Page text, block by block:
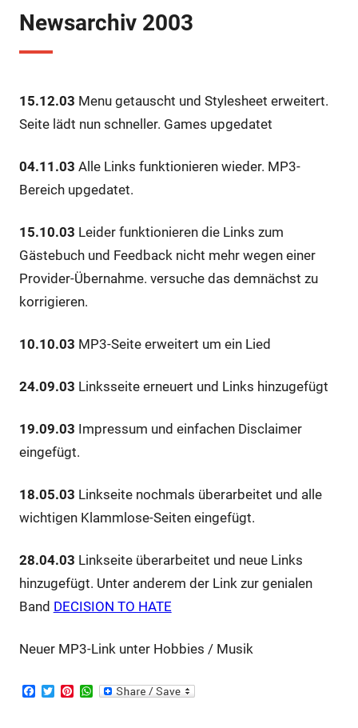
Newsarchiv 2003
15.12.03 Menu getauscht und Stylesheet erweitert.
Seite lädt nun schneller. Games upgedatet
04.11.03 Alle Links funktionieren wieder. MP3-
Bereich upgedatet.
15.10.03 Leider funktionieren die Links zum
Gästebuch und Feedback nicht mehr wegen einer
Provider-Übernahme. versuche das demnächst zu
korrigieren.
10.10.03 MP3-Seite erweitert um ein Lied
24.09.03 Linksseite erneuert und Links hinzugefügt
19.09.03 Impressum und einfachen Disclaimer
eingefügt.
18.05.03 Linkseite nochmals überarbeitet und alle
wichtigen Klammlose-Seiten eingefügt.
28.04.03 Linkseite überarbeitet und neue Links
hinzugefügt. Unter anderem der Link zur genialen
Band DECISION TO HATE
Neuer MP3-Link unter Hobbies / Musik
F
T
P
W